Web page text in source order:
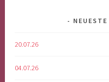
20.07.26
04.07.26